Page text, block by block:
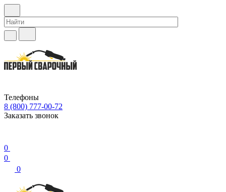
Телефоны
8 (800) 777-00-72
Заказать звонок
0
0
0